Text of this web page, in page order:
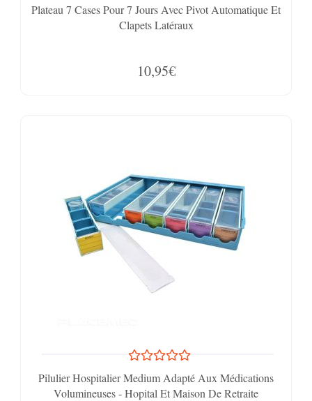
Plateau 7 Cases Pour 7 Jours Avec Pivot Automatique Et
Clapets Latéraux
10,95€
Pilulier Hospitalier Medium Adapté Aux Médications
Volumineuses - Hopital Et Maison De Retraite